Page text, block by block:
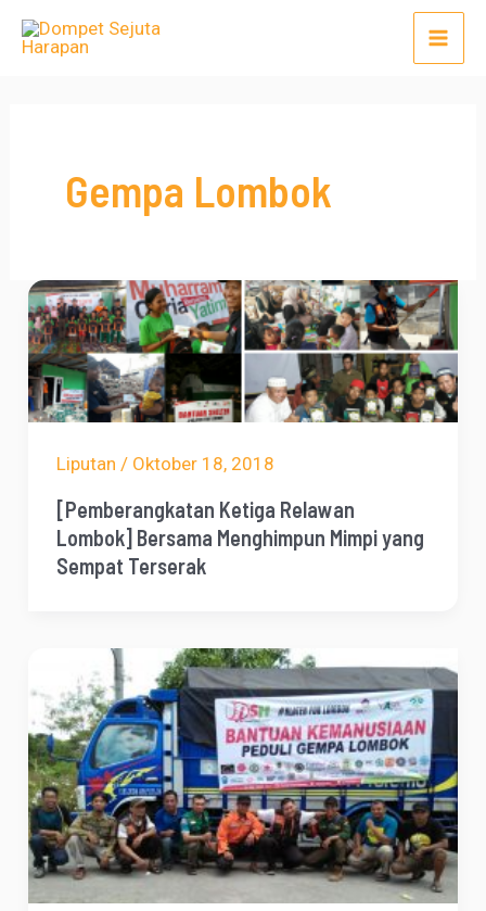
Lewati
Main
Gempa Lombok
Liputan / Oktober 18, 2018
[Pemberangkatan Ketiga Relawan
Lombok] Bersama Menghimpun Mimpi yang
Sempat Terserak